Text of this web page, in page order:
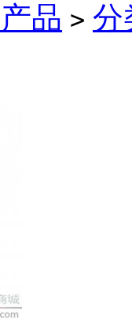
品 > 分